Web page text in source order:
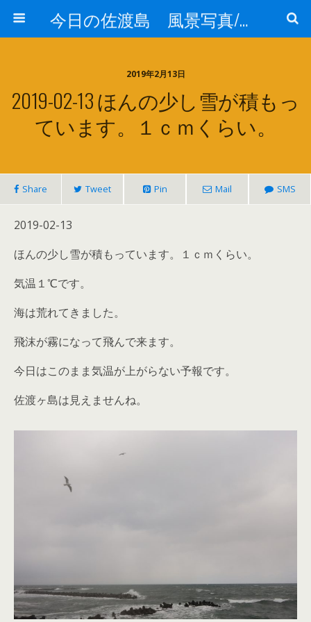
今日の佐渡島 風景写真/天気/お酒/お米/温泉
2019年2月13日
2019-02-13 ほんの少し雪が積もっ
ています。１ｃｍくらい。
Share Tweet Pin Mail SMS
2019-02-13
ほんの少し雪が積もっています。１ｃｍくらい。
気温１℃です。
海は荒れてきました。
飛沫が霧になって飛んで来ます。
今日はこのまま気温が上がらない予報です。
佐渡ヶ島は見えませんね。